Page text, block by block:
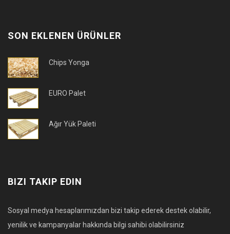
SON EKLENEN ÜRÜNLER
Chips Yonga
EURO Palet
Ağır Yük Paleti
BIZI TAKIP EDIN
Sosyal medya hesaplarımızdan bizi takip ederek destek olabilir,
yenilik ve kampanyalar hakkında bilgi sahibi olabilirsiniz